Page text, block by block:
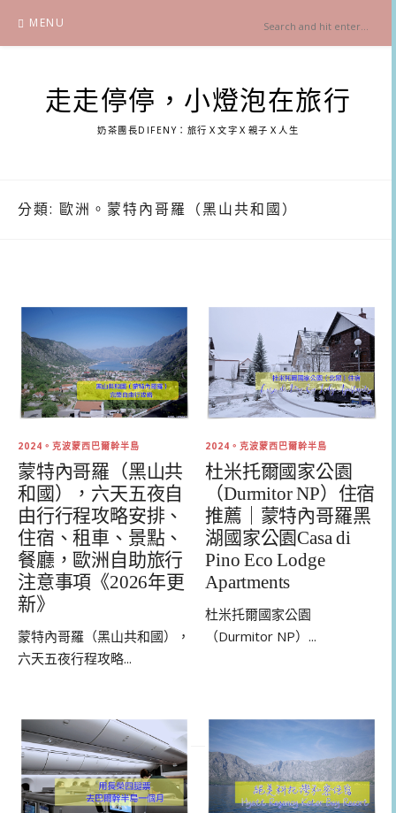
content
MENU
走走停停，小燈泡在旅行
奶茶團長DIFENY：旅行Ｘ文字Ｘ親子Ｘ人生
分類: 歐洲。蒙特內哥羅（黑山共和國）
2024。克波蒙西巴爾幹半島
蒙特內哥羅（黑山共
和國），六天五夜自
由行行程攻略安排、
住宿、租車、景點、
餐廳，歐洲自助旅行
注意事項《2026年更
新》
蒙特內哥羅（黑山共和國），
六天五夜行程攻略...
2024。克波蒙西巴爾幹半島
杜米托爾國家公園
（Durmitor NP）住宿
推薦｜蒙特內哥羅黑
湖國家公園Casa di
Pino Eco Lodge
Apartments
杜米托爾國家公園
（Durmitor NP）...